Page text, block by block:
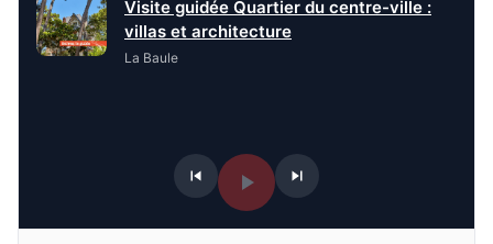
Visite guidée Quartier du centre-ville :
villas et architecture
La Baule